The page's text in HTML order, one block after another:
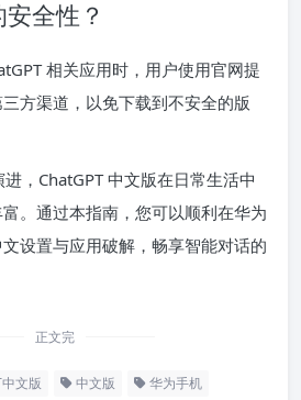
全性？
相关应用时，用户使用官网提
方渠道，以免下载到不安全的版
，ChatGPT 中文版在日常生活中
。通过本指南，您可以顺利在华为
设置与应用破解，畅享智能对话的
正文完
文版 中文版 华为手机